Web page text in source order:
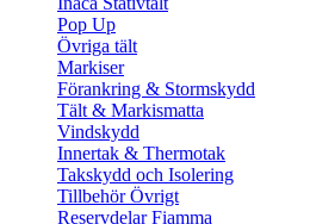
Pop Up
Övriga tält
Markiser
Förankring & Stormskydd
Tält & Markismatta
Vindskydd
Innertak & Thermotak
Takskydd och Isolering
Tillbehör Övrigt
Reservdelar Fiamma